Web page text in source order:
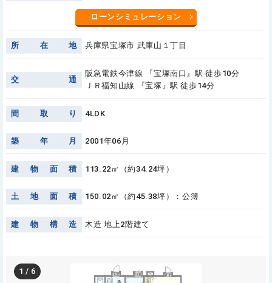
ローンシミュレーション
所 在 地 兵庫県宝塚市 武庫山１丁目
交 通
阪急電鉄今津線 『宝塚南口』駅 徒歩10分
ＪＲ福知山線 『宝塚』駅 徒歩14分
間 取 り 4LDK
築 年 月 2001年06月
建 物 面 積 113.22㎡（約34.24坪）
土 地 面 積 150.02㎡（約45.38坪）：公簿
建 物 構 造 木造 地上2階建て
1 / 6